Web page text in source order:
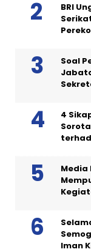
BRI
Soal
4
Media
Iman